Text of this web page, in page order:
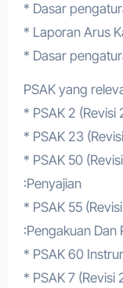
* Dasar
* Laporan Arus
* Dasar
PSAK yang
* PSAK 2
* PSAK 23
* PSAK 50
:Penyajian
* PSAK 55
:Pengakuan Dan
* PSAK 60
* PSAK 7 (Revisi